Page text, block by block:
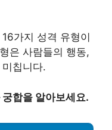
가지 성격 유형이
은 사람들의 행동,
칩니다.
합을 알아보세요.